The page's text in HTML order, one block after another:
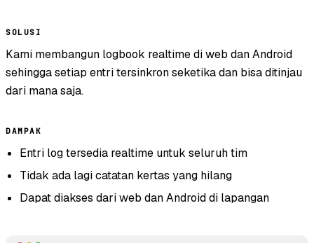
SOLUSI
Kami membangun logbook realtime di web dan Android
sehingga setiap entri tersinkron seketika dan bisa ditinjau
dari mana saja.
DAMPAK
Entri log tersedia realtime untuk seluruh tim
Tidak ada lagi catatan kertas yang hilang
Dapat diakses dari web dan Android di lapangan